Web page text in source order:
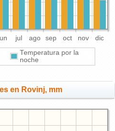
jul ago sep oct nov dic
Temperatura por la
noche
en Rovinj, mm